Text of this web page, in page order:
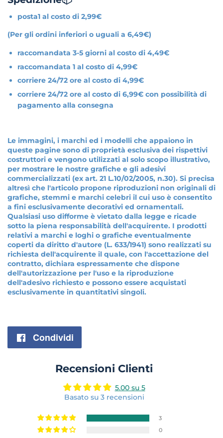
posta1 al costo di 2,99€
(Per gli ordini inferiori o uguali a 6,49€)
raccomandata 3-5 giorni al costo di 4,49€
raccomandata 1 al costo di 4,99€
corriere 24/72 ore al costo di 4,99€
corriere 24/72 ore al costo di 6,99€ con possibilità di
pagamento alla consegna
Le immagini, i marchi ed i modelli che appaiono in
queste pagine sono di proprietà esclusiva dei rispettivi
costruttori e vengono utilizzati al solo scopo illustrativo,
per mostrare le nostre grafiche e gli adesivi
commercializzati (ex art. 21 L.10/02/2005, n.30). Si precisa
altresì che l'articolo propone riproduzioni non originali di
grafiche, stemmi e marchi celebri il cui uso è consentito
a fini esclusivamente decorativi ed ornamentali.
Qualsiasi uso difforme è vietato dalla legge e ricade
sotto la piena responsabilità dell'acquirente. I prodotti
relativi a marchi e loghi o grafiche eventualmente
coperti da diritto d'autore (L. 633/1941) sono realizzati su
richiesta dell'acquirente il quale, con l'accettazione del
contratto, dichiara espressamente che dispone
dell'autorizzazione per l'uso e la riproduzione
dell'adesivo richiesto e possono essere acquistati
esclusivamente in quantitativi singoli.
Condividi
Facebook
Recensioni Clienti
5.00 su 5
Basato su 3 recensioni
3
0